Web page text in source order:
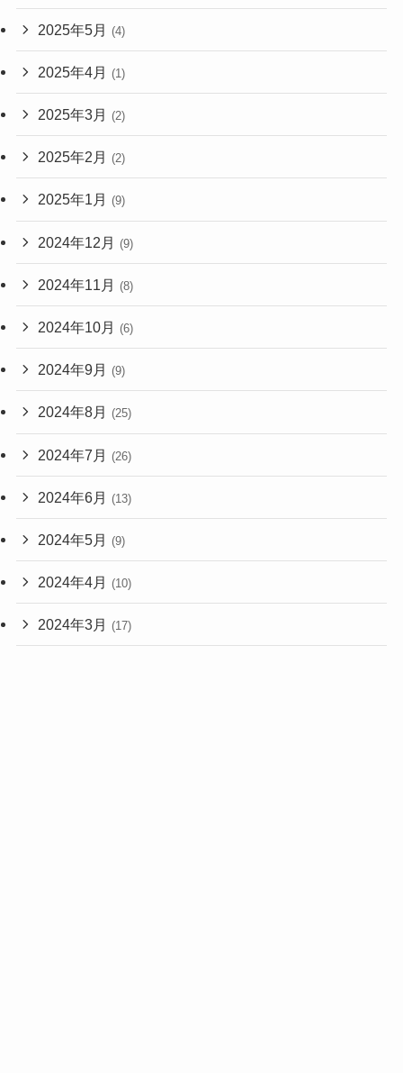
2025年5月 (4)
2025年4月 (1)
2025年3月 (2)
2025年2月 (2)
2025年1月 (9)
2024年12月 (9)
2024年11月 (8)
2024年10月 (6)
2024年9月 (9)
2024年8月 (25)
2024年7月 (26)
2024年6月 (13)
2024年5月 (9)
2024年4月 (10)
2024年3月 (17)